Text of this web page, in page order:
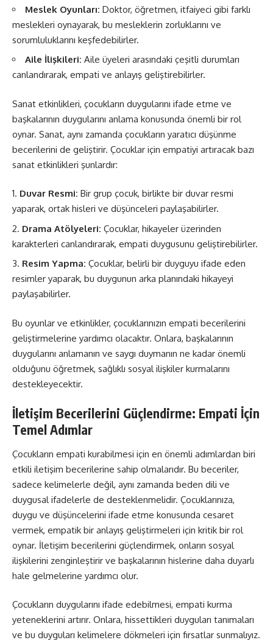
Meslek Oyunları: Doktor, öğretmen, itfaiyeci gibi farklı
meslekleri oynayarak, bu mesleklerin zorluklarını ve
sorumluluklarını keşfedebilirler.
Aile İlişkileri: Aile üyeleri arasındaki çeşitli durumları
canlandırarak, empati ve anlayış geliştirebilirler.
Sanat etkinlikleri, çocukların duygularını ifade etme ve
başkalarının duygularını anlama konusunda önemli bir rol
oynar. Sanat, aynı zamanda çocukların yaratıcı düşünme
becerilerini de geliştirir. Çocuklar için empatiyi artıracak bazı
sanat etkinlikleri şunlardır:
Duvar Resmi: Bir grup çocuk, birlikte bir duvar resmi
yaparak, ortak hisleri ve düşünceleri paylaşabilirler.
Drama Atölyeleri: Çocuklar, hikayeler üzerinden
karakterleri canlandırarak, empati duygusunu geliştirebilirler.
Resim Yapma: Çocuklar, belirli bir duyguyu ifade eden
resimler yaparak, bu duygunun arka planındaki hikayeyi
paylaşabilirler.
Bu oyunlar ve etkinlikler, çocuklarınızın empati becerilerini
geliştirmelerine yardımcı olacaktır. Onlara, başkalarının
duygularını anlamanın ve saygı duymanın ne kadar önemli
olduğunu öğretmek, sağlıklı sosyal ilişkiler kurmalarını
destekleyecektir.
İletişim Becerilerini Güçlendirme: Empati İçin
Temel Adımlar
Çocukların empati kurabilmesi için en önemli adımlardan biri
etkili iletişim becerilerine sahip olmalarıdır. Bu beceriler,
sadece kelimelerle değil, aynı zamanda beden dili ve
duygusal ifadelerle de desteklenmelidir. Çocuklarınıza,
duygu ve düşüncelerini ifade etme konusunda cesaret
vermek, empatik bir anlayış geliştirmeleri için kritik bir rol
oynar. İletişim becerilerini güçlendirmek, onların sosyal
ilişkilerini zenginleştirir ve başkalarının hislerine daha duyarlı
hale gelmelerine yardımcı olur.
Çocukların duygularını ifade edebilmesi, empati kurma
yeteneklerini artırır. Onlara, hissettikleri duyguları tanımaları
ve bu duyguları kelimelere dökmeleri için fırsatlar sunmalıyız.